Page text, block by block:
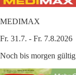
MEDIMAX
Fr. 31.7. - Fr. 7.8.2026
Noch bis morgen gültig